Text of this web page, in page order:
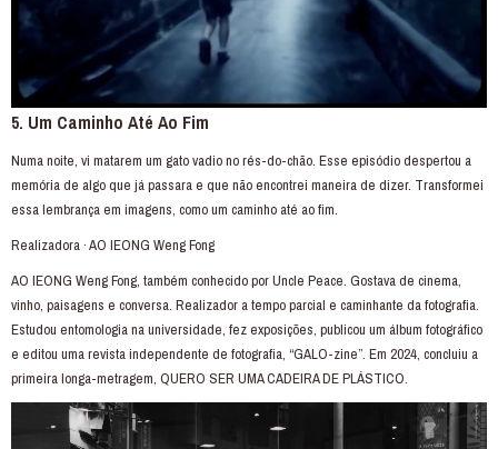
5. Um Caminho Até Ao Fim
Numa noite, vi matarem um gato vadio no rés-do-chão. Esse episódio despertou a
memória de algo que já passara e que não encontrei maneira de dizer. Transformei
essa lembrança em imagens, como um caminho até ao fim.
Realizadora · AO IEONG Weng Fong
AO IEONG Weng Fong, também conhecido por Uncle Peace. Gostava de cinema,
vinho, paisagens e conversa. Realizador a tempo parcial e caminhante da fotografia.
Estudou entomologia na universidade, fez exposições, publicou um álbum fotográfico
e editou uma revista independente de fotografia, “GALO-zine”. Em 2024, concluiu a
primeira longa-metragem, QUERO SER UMA CADEIRA DE PLÁSTICO.